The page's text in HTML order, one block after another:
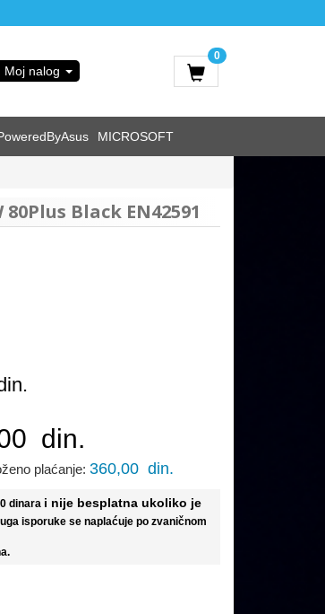
nalog
0
MICROSOFT
80Plus Black EN42591
din.
plaćanje: 360,00 din.
dinara i nije besplatna ukoliko je
isporuke se naplaćuje po zvaničnom